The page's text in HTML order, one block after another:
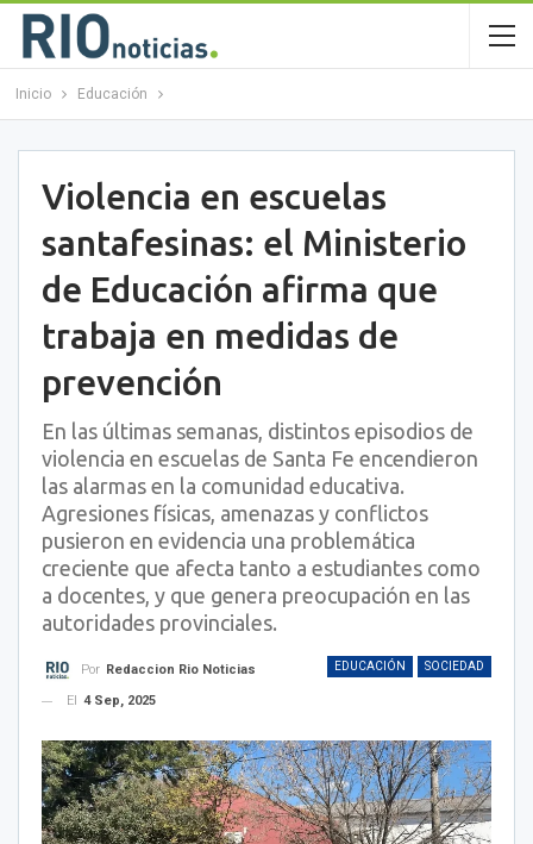
Inicio Educación
Violencia en escuelas
santafesinas: el Ministerio
de Educación afirma que
trabaja en medidas de
prevención
En las últimas semanas, distintos episodios de
violencia en escuelas de Santa Fe encendieron
las alarmas en la comunidad educativa.
Agresiones físicas, amenazas y conflictos
pusieron en evidencia una problemática
creciente que afecta tanto a estudiantes como
a docentes, y que genera preocupación en las
autoridades provinciales.
EDUCACIÓN SOCIEDAD
Por Redaccion Rio Noticias
El
4 Sep, 2025